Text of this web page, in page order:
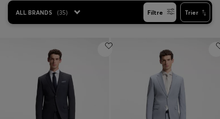
ALL BRANDS (35) Filtre Trier